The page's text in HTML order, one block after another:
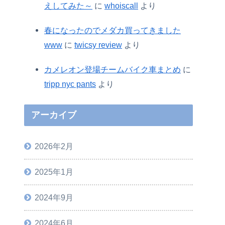
えしてみた～ に whoiscall より
春になったのでメダカ買ってきました
www に twicsy review より
カメレオン登場チームバイク車まとめ に
tripp nyc pants より
アーカイブ
2026年2月
2025年1月
2024年9月
2024年6月